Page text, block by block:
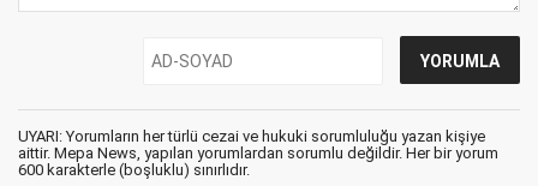
UYARI: Yorumların her türlü cezai ve hukuki sorumluluğu yazan kişiye
aittir. Mepa News, yapılan yorumlardan sorumlu değildir. Her bir yorum
600 karakterle (boşluklu) sınırlıdır.